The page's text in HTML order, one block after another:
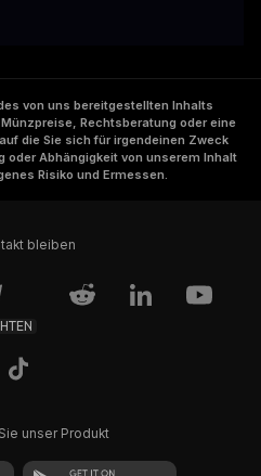
von uns bereitgestellten Inhalts
Rechtsberatung oder eine
die Sie sich für irgendeinen Zweck
oder Abhängigkeit von unserem Inhalt
Risiko und Ermessen.
bleiben
unser Produkt